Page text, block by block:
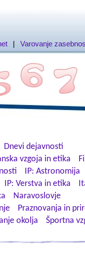
| Varovanje
Dnevi dejavnosti
vzgoja in etika
IP: Astronomija
IP: Verstva in etika
Naravoslovje
Praznovanja in
okolja
Športna